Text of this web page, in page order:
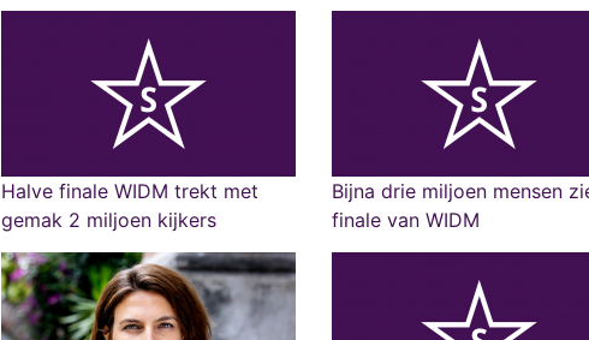
Halve finale WIDM trekt met
gemak 2 miljoen kijkers
Bijna drie miljoen mensen
finale van WIDM